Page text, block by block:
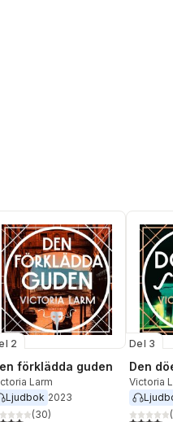
2
förklädda guden
Larm
Ljudbok 2023
(30)
Del 3
Den
Victoria
(